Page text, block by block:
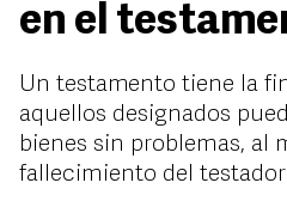
en el
Un testamento tiene la
aquellos designados
bienes sin problemas, al
fallecimiento del testador